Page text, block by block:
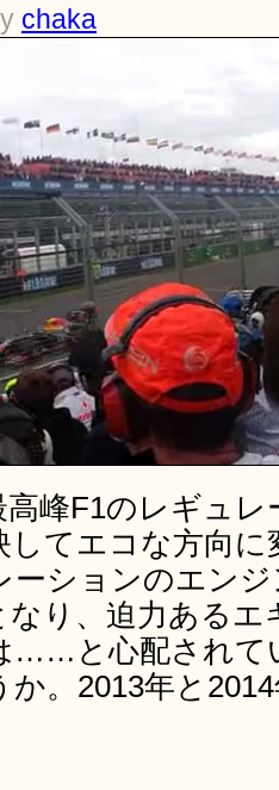
chaka
峰F1のレギュ
してエコな方向
ーションのエン
なり、迫力ある
……と心配されて
。2013年と